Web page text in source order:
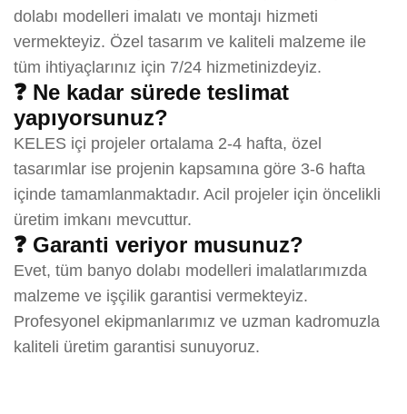
dolabı modelleri imalatı ve montajı hizmeti
vermekteyiz. Özel tasarım ve kaliteli malzeme ile
tüm ihtiyaçlarınız için 7/24 hizmetinizdeyiz.
❓ Ne kadar sürede teslimat
yapıyorsunuz?
KELES içi projeler ortalama 2-4 hafta, özel
tasarımlar ise projenin kapsamına göre 3-6 hafta
içinde tamamlanmaktadır. Acil projeler için öncelikli
üretim imkanı mevcuttur.
❓ Garanti veriyor musunuz?
Evet, tüm banyo dolabı modelleri imalatlarımızda
malzeme ve işçilik garantisi vermekteyiz.
Profesyonel ekipmanlarımız ve uzman kadromuzla
kaliteli üretim garantisi sunuyoruz.